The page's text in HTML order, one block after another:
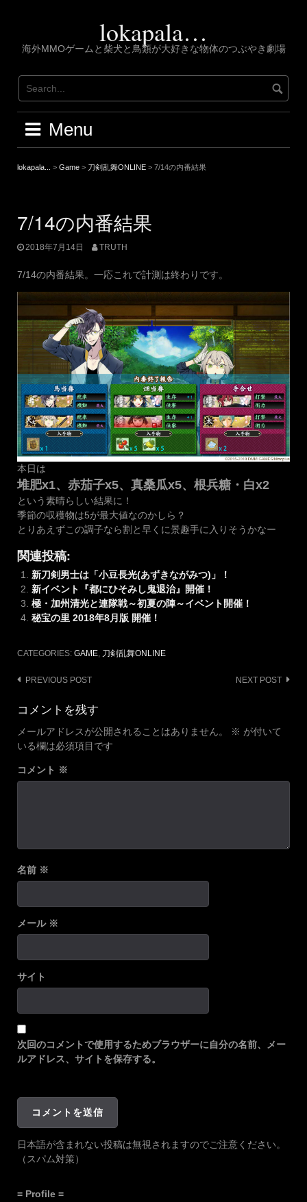
lokapala…
海外MMOゲームと柴犬と鳥類が大好きな物体のつぶやき劇場
Menu
lokapala... > Game > 刀剣乱舞ONLINE > 7/14の内番結果
7/14の内番結果
2018年7月14日 TRUTH
7/14の内番結果。一応これで計測は終わりです。
本日は
堆肥x1、赤茄子x5、真桑瓜x5、根兵糖・白x2
という素晴らしい結果に！
季節の収穫物は5が最大値なのかしら？
とりあえずこの調子なら割と早くに景趣手に入りそうかなー
関連投稿:
新刀剣男士は「小豆長光(あずきながみつ)」！
新イベント『都にひそみし鬼退治』開催！
極・加州清光と連隊戦～初夏の陣～イベント開催！
秘宝の里 2018年8月版 開催！
CATEGORIES: GAME, 刀剣乱舞ONLINE
Post
navigation
PREVIOUS POST NEXT POST
コメントを残す
メールアドレスが公開されることはありません。 ※ が付いて
いる欄は必須項目です
コメント ※
名前 ※
メール ※
サイト
次回のコメントで使用するためブラウザーに自分の名前、メー
ルアドレス、サイトを保存する。
日本語が含まれない投稿は無視されますのでご注意ください。
（スパム対策）
= Profile =